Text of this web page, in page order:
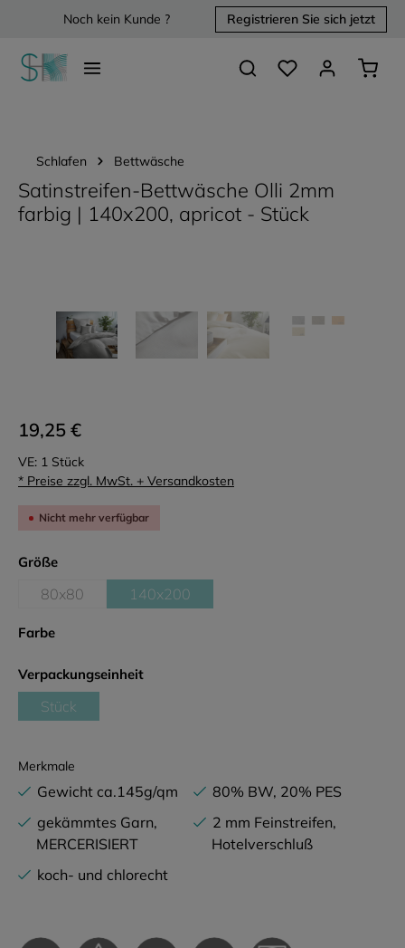
springenNoch kein Kunde ? Registrieren Sie sich jetzt
Du hast 0 Produkte
Schlafen Bettwäsche
Satinstreifen-Bettwäsche Olli 2mm
farbig | 140x200, apricot - Stück
19,25 €
VE: 1 Stück
* Preise zzgl. MwSt. + Versandkosten
Nicht mehr verfügbar
Größeauswählen
80x80
(Diese Option ist zurzeit nicht verfügbar.)
140x200
(Diese Option ist zurzeit nicht verfügbar.)
Farbeauswählen
Verpackungseinheitauswählen
Stück
(Diese Option ist zurzeit nicht verfügbar.)
Merkmale
Gewicht ca.145g/qm
80% BW, 20% PES
gekämmtes Garn,
MERCERISIERT
2 mm Feinstreifen,
Hotelverschluß
koch- und chlorecht